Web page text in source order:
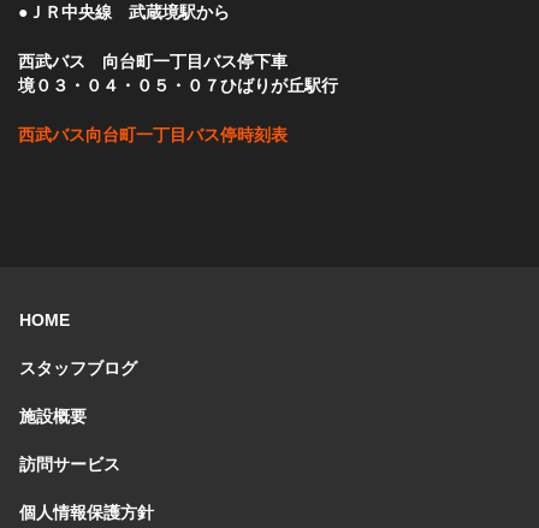
●ＪＲ中央線 武蔵境駅から
西武バス 向台町一丁目バス停下車
境０３・０４・０５・０７ひばりが丘駅行
西武バス向台町一丁目バス停時刻表
HOME
スタッフブログ
施設概要
訪問サービス
個人情報保護方針